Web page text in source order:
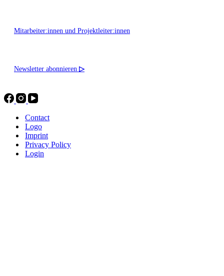
Mitarbeiter:innen und Projektleiter:innen
Newsletter abonnieren ▷
Contact
Logo
Imprint
Privacy Policy
Login